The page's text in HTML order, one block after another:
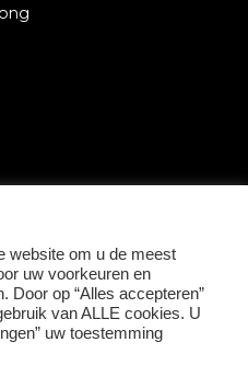
Systems
website om u de meest
uw voorkeuren en
Door op “Alles accepteren”
van ALLE cookies. U
uw toestemming